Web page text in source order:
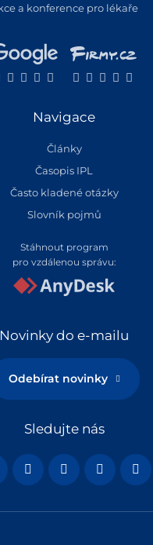
a konference pro lékaře
Navigace
Články
Časopis IPL
Často kladené otázky
Slovník pojmů
Stáhnout program
pro vzdálenou správu:
Novinky do e-mailu
Odebírat novinky
Sledujte nás